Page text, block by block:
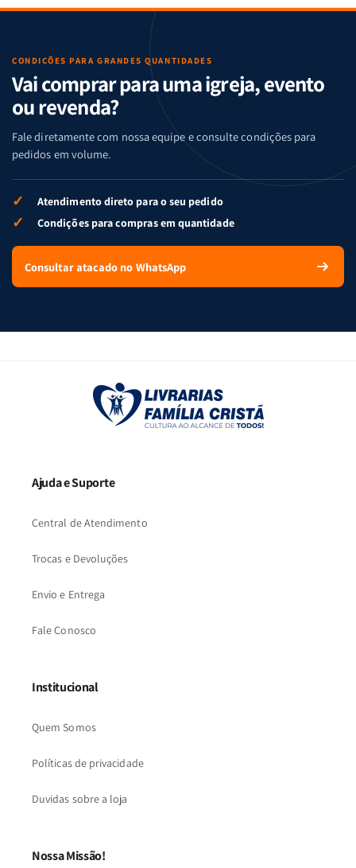
CONDIÇÕES PARA GRANDES QUANTIDADES
Vai comprar para uma igreja, evento
ou revenda?
Fale diretamente com nossa equipe e consulte condições para
pedidos em volume.
✓ Atendimento direto para o seu pedido
✓ Condições para compras em quantidade
Consultar atacado no WhatsApp
Ajuda e Suporte
Central de Atendimento
Trocas e Devoluções
Envio e Entrega
Fale Conosco
Institucional
Quem Somos
Políticas de privacidade
Duvidas sobre a loja
Nossa Missão!